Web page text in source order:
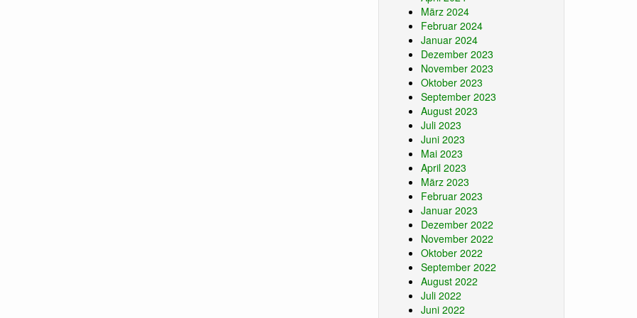
März 2024
Februar 2024
Januar 2024
Dezember 2023
November 2023
Oktober 2023
September 2023
August 2023
Juli 2023
Juni 2023
Mai 2023
April 2023
März 2023
Februar 2023
Januar 2023
Dezember 2022
November 2022
Oktober 2022
September 2022
August 2022
Juli 2022
Juni 2022